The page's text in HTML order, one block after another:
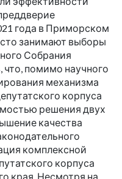
года в Приморском
занимают выборы
Собрания
что, помимо научного
механизма
корпуса
решения двух
качества
комплексной
корпуса
края. Несмотря на